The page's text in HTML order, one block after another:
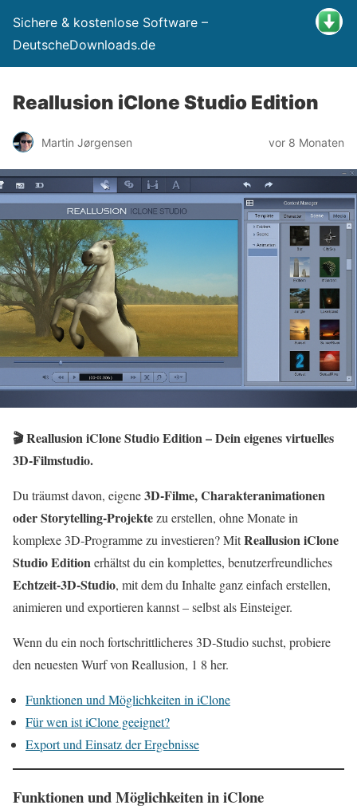
Sichere & kostenlose Software –
DeutscheDownloads.de
Reallusion iClone Studio Edition
Martin Jørgensen vor 8 Monaten
🎬 Reallusion iClone Studio Edition – Dein eigenes virtuelles
3D‑Filmstudio.
Du träumst davon, eigene3D‑Filme, Charakteranimationen
oder Storytelling‑Projektezu erstellen, ohne Monate in
komplexe 3D‑Programme zu investieren? MitReallusion iClone
Studio Editionerhältst du ein komplettes, benutzerfreundliches
Echtzeit‑3D‑Studio, mit dem du Inhalte ganz einfach erstellen,
animieren und exportieren kannst – selbst als Einsteiger.
Wenn du ein noch fortschrittlicheres 3D‑Studio suchst, probiere
den neuesten Wurf von Reallusion, 1 8 her.
Funktionen und Möglichkeiten in iClone
Für wen ist iClone geeignet?
Export und Einsatz der Ergebnisse
Funktionen und Möglichkeiten in iClone